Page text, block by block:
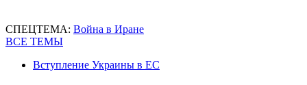
СПЕЦТЕМА: Война в Иране
ВСЕ ТЕМЫ
Вступление Украины в ЕС